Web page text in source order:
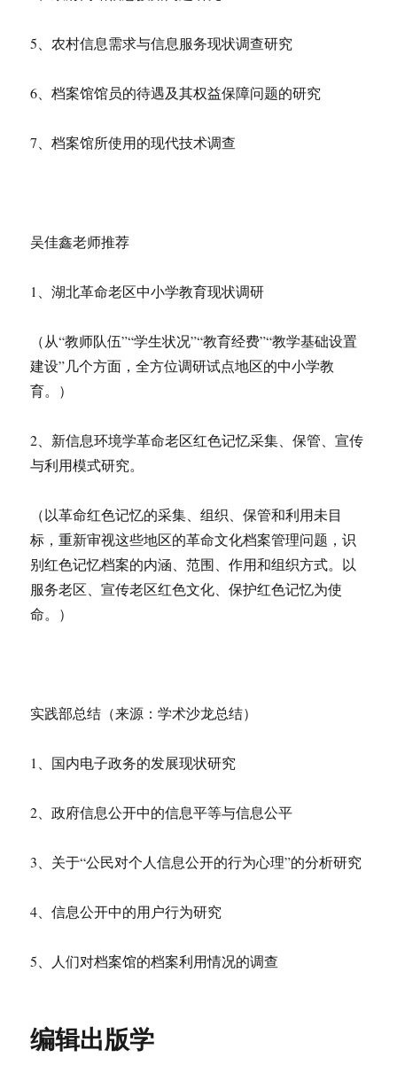
5、农村信息需求与信息服务现状调查研究
6、档案馆馆员的待遇及其权益保障问题的研究
7、档案馆所使用的现代技术调查
吴佳鑫老师推荐
1、湖北革命老区中小学教育现状调研
（从“教师队伍”“学生状况”“教育经费”“教学基础设置
建设”几个方面，全方位调研试点地区的中小学教
育。）
2、新信息环境学革命老区红色记忆采集、保管、宣传
与利用模式研究。
（以革命红色记忆的采集、组织、保管和利用未目
标，重新审视这些地区的革命文化档案管理问题，识
别红色记忆档案的内涵、范围、作用和组织方式。以
服务老区、宣传老区红色文化、保护红色记忆为使
命。）
实践部总结（来源：学术沙龙总结）
1、国内电子政务的发展现状研究
2、政府信息公开中的信息平等与信息公平
3、关于“公民对个人信息公开的行为心理”的分析研究
4、信息公开中的用户行为研究
5、人们对档案馆的档案利用情况的调查
编辑出版学